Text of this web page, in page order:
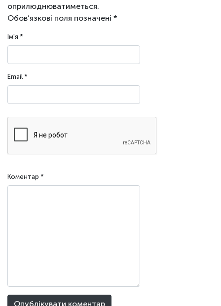
оприлюднюватиметься.
Обов’язкові поля позначені *
Ім'я *
Email *
Коментар *